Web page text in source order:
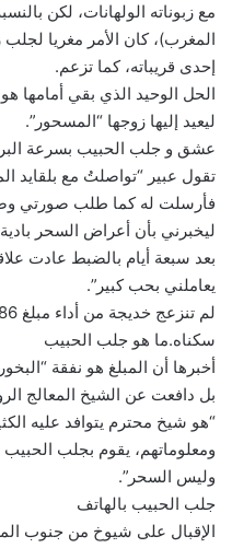
مع زبوناته الولهانات، لكن
المغرب)، كان الأمر مغريا
إحدى قريباته، كما تزعم.
الحل الوحيد الذي بقي أمامها
ليعيد إليها زوجها “المسحور”.
عشق و جلب الحبيب بسرعة
تقول عبير “تواصلتُ مع
فأرسلت له كما طلب صورتي
ليخبرني بأن أعراض السحر
بعد سبعة أيام بالضبط عادت
يعاملني بحب كبير”.
سكناه.ما هو جلب الحبيب
أخبرها أن المبلغ هو نفقة
بل دافعت عن الشيخ المعالج
“هو شيخ محترم يتوافد عليه
ومعلوماتهم، يقوم بجلب
وليس السحر”.
جلب الحبيب بالهاتف
الإقبال على شيوخ من جنوب